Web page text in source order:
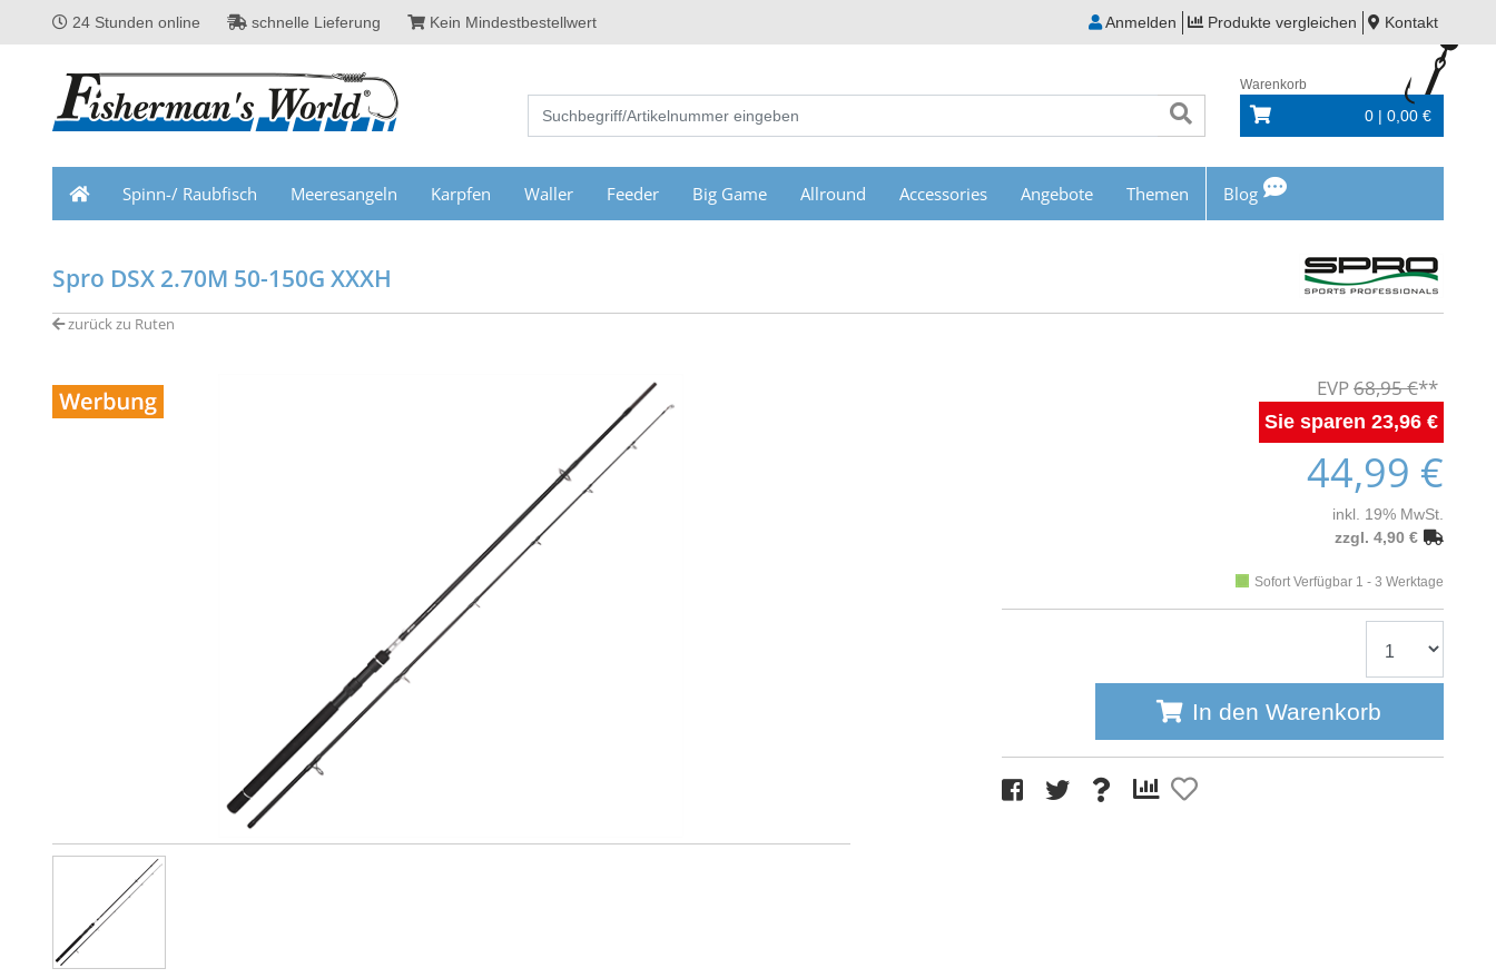
24 Stunden online schnelle Lieferung Kein Mindestbestellwert Anmelden Produkte vergleichen Kontakt
Warenkorb
0 | 0,00 €
Spinn-/ Raubfisch Meeresangeln Karpfen Waller Feeder Big Game Allround Accessories Angebote Themen Blog
Spro DSX 2.70M 50-150G XXXH
zurück zu Ruten
68,95 €
23,96 €
44,99 €
inkl. 19% MwSt.
zzgl. 4,90 €
Sofort Verfügbar 1 - 3 Werktage
In den Warenkorb